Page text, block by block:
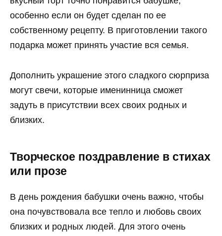
особенно если он будет сделан по ее
собственному рецепту. В приготовлении такого
подарка может принять участие вся семья.
Дополнить украшение этого сладкого сюрприза
могут свечи, которые именинница сможет
задуть в присутствии всех своих родных и
близких.
Творческое поздравление в стихах
или прозе
В день рождения бабушки очень важно, чтобы
она почувствовала все тепло и любовь своих
близких и родных людей. Для этого очень